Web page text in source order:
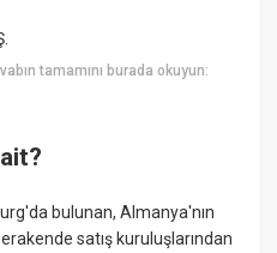
tamamını burada okuyun:
bulunan, Almanya'nın
satış kuruluşlarından